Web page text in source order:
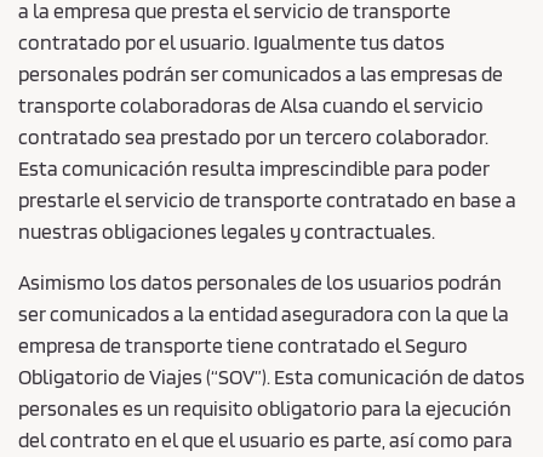
a la empresa que presta el servicio de transporte
contratado por el usuario. Igualmente tus datos
personales podrán ser comunicados a las empresas de
transporte colaboradoras de Alsa cuando el servicio
contratado sea prestado por un tercero colaborador.
Esta comunicación resulta imprescindible para poder
prestarle el servicio de transporte contratado en base a
nuestras obligaciones legales y contractuales.
Asimismo los datos personales de los usuarios podrán
ser comunicados a la entidad aseguradora con la que la
empresa de transporte tiene contratado el Seguro
Obligatorio de Viajes (“SOV”). Esta comunicación de datos
personales es un requisito obligatorio para la ejecución
del contrato en el que el usuario es parte, así como para